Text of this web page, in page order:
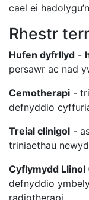
cael ei
Rhestr
Hufen dyfrllyd -
persawr ac nad
Cemotherapi -
defnyddio
Treial clinigol -
triniaethau
Cyflymydd Llinol
defnyddio
radiotherapi